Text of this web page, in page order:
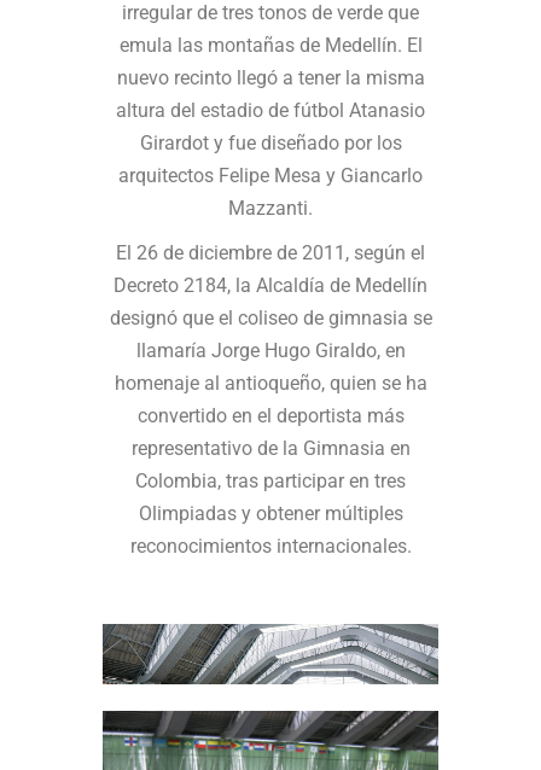
irregular de tres tonos de verde que
emula las montañas de Medellín. El
nuevo recinto llegó a tener la misma
altura del estadio de fútbol Atanasio
Girardot y fue diseñado por los
arquitectos Felipe Mesa y Giancarlo
Mazzanti.
El 26 de diciembre de 2011, según el
Decreto 2184, la Alcaldía de Medellín
designó que el coliseo de gimnasia se
llamaría Jorge Hugo Giraldo, en
homenaje al antioqueño, quien se ha
convertido en el deportista más
representativo de la Gimnasia en
Colombia, tras participar en tres
Olimpiadas y obtener múltiples
reconocimientos internacionales.